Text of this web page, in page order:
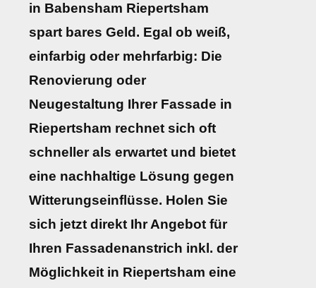
in Babensham Riepertsham
spart bares Geld. Egal ob weiß,
einfarbig oder mehrfarbig: Die
Renovierung oder
Neugestaltung Ihrer Fassade in
Riepertsham rechnet sich oft
schneller als erwartet und bietet
eine nachhaltige Lösung gegen
Witterungseinflüsse. Holen Sie
sich jetzt direkt Ihr Angebot für
Ihren Fassadenanstrich inkl. der
Möglichkeit in Riepertsham eine